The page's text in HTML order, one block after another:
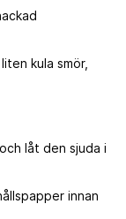
kula smör,
låt den sjuda i
innan